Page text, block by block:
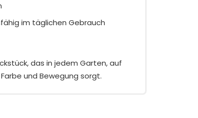
im täglichen Gebrauch
das in jedem Garten, auf
und Bewegung sorgt.